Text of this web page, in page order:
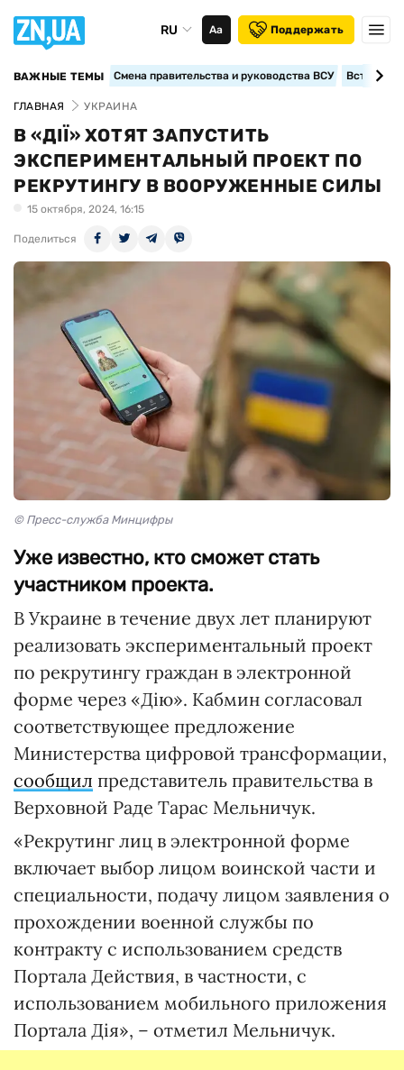
RU Аа Поддержать
ВАЖНЫЕ ТЕМЫ Смена правительства и руководства ВСУ
ГЛАВНАЯ УКРАИНА
В «ДІЇ» ХОТЯТ ЗАПУСТИТЬ
ЭКСПЕРИМЕНТАЛЬНЫЙ ПРОЕКТ ПО
РЕКРУТИНГУ В ВООРУЖЕННЫЕ СИЛЫ
15 октября, 2024, 16:15
Поделиться
© Пресс-служба Минцифры
Уже известно, кто сможет стать
участником проекта.
В Украине в течение двух лет планируют
реализовать экспериментальный проект
по рекрутингу граждан в электронной
форме через «Дію». Кабмин согласовал
соответствующее предложение
Министерства цифровой трансформации,
сообщил представитель правительства в
Верховной Раде Тарас Мельничук.
«Рекрутинг лиц в электронной форме
включает выбор лицом воинской части и
специальности, подачу лицом заявления о
прохождении военной службы по
контракту с использованием средств
Портала Действия, в частности, с
использованием мобильного приложения
Портала Дія», – отметил Мельничук.